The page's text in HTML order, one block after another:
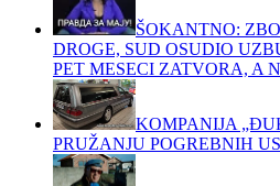
ŠOKANTNO:
DROGE, SUD OSUDIO
PET MESECI ZATVORA, A
KOMPANIJA
PRUŽANJU POGREBNIH